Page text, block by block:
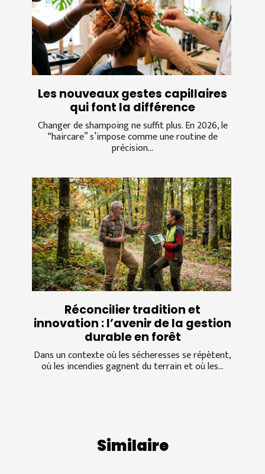
Les nouveaux gestes capillaires
qui font la différence
Changer de shampoing ne suffit plus. En 2026, le
“haircare” s’impose comme une routine de
précision...
Réconcilier tradition et
innovation : l’avenir de la gestion
durable en forêt
Dans un contexte où les sécheresses se répètent,
où les incendies gagnent du terrain et où les...
Similaire